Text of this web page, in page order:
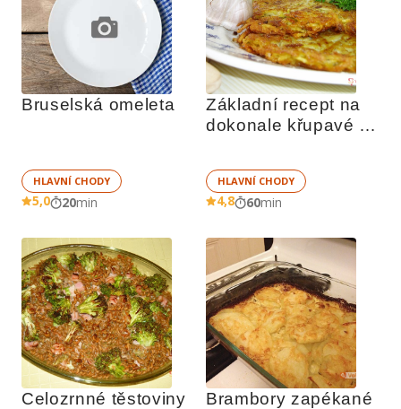
Bruselská omeleta
HLAVNÍ CHODY
5,0 20min
Základní recept na
dokonale křupavé
HLAVNÍ CHODY
4,8 60min
Celozrnné těstoviny
Brambory zapékané